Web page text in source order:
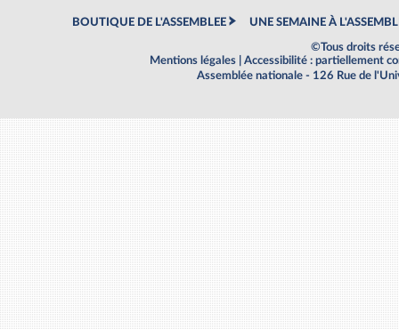
BOUTIQUE DE L'ASSEMBLEE UNE SEMAINE À
©Tous droits
Mentions légales
Accessibilité : partiellement
Assemblée nationale - 126 Rue de